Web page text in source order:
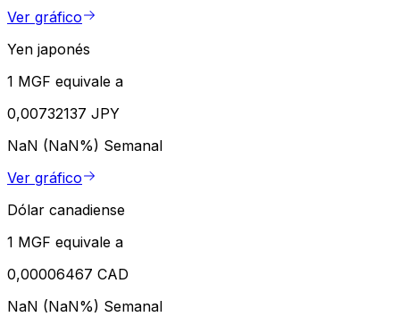
Ver gráfico
Yen japonés
1 MGF equivale a
0,00732137 JPY
NaN (NaN%) Semanal
Ver gráfico
Dólar canadiense
1 MGF equivale a
0,00006467 CAD
NaN (NaN%) Semanal